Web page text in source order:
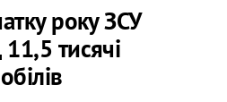
року ЗСУ
тисячі